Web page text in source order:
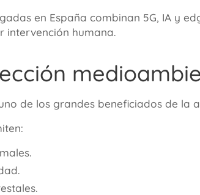
en España combinan 5G, IA y
intervención humana.
de los grandes beneficiados de la